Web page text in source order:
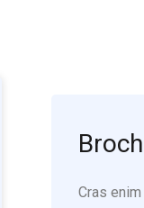
Cras